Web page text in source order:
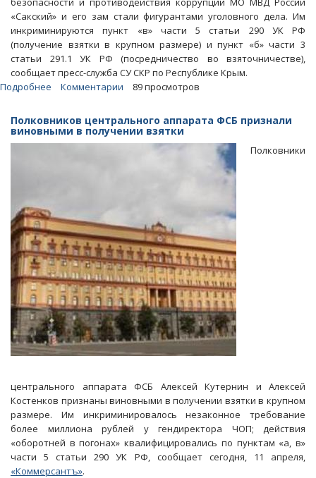
«Сакский» и его зам стали фигурантами уголовного дела. Им
инкриминируются пункт «в» части 5 статьи 290 УК РФ
(получение взятки в крупном размере) и пункт «б» части 3
статьи 291.1 УК РФ (посредничество во взяточничестве),
сообщает пресс-служба СУ СКР по Республике Крым.
Подробнее
борцы
с
попались
на
взятке
Комментарии 89 просмотров
Полковников центрального аппарата ФСБ признали
виновными в получении взятки
Полковники
центрального аппарата ФСБ Алексей Кутернин и Алексей
Костенков признаны виновными в получении взятки в крупном
размере. Им инкриминировалось незаконное требование
более миллиона рублей у гендиректора ЧОП; действия
«оборотней в погонах» квалифицировались по пунктам «а, в»
части 5 статьи 290 УК РФ, сообщает сегодня, 11 апреля,
«Коммерсантъ».